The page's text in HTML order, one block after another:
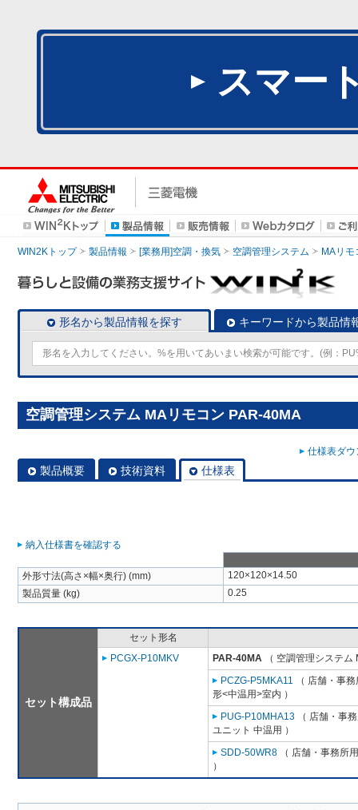
スマー
WIN2Kトップ 製品情報 [業務用]空調・換気 空調管理システム MAリモ
形名から製品情報を探す キーワードから製品情
空調管理システム MAリモコン PAR-40MA
仕様表ダ
製品概要 技術資料 仕様表
納入仕様書を確認する
外形寸法(高さ×幅×奥行) (mm)
120×120×14.50
製品質量 (kg)
0.25
セット構成品
セット形名
PCGX-P10MKV
PAR-40MA （ 空調管理システム
PCZG-P5MKA11 （ 店舗・事
形<中温用>室内 ）
PUG-P10MHA13 （ 店舗・事
ユニット 中温用 ）
SDD-50WR8 （ 店舗・事務所
）